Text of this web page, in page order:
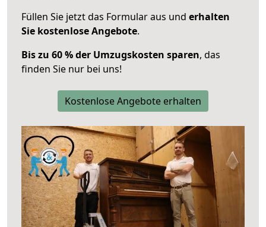
Füllen Sie jetzt das Formular aus und erhalten
Sie kostenlose Angebote.
Bis zu 60 % der Umzugskosten sparen, das
finden Sie nur bei uns!
Kostenlose Angebote erhalten